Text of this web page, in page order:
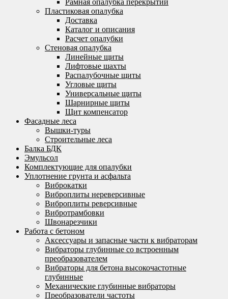
Рамная опалубка перекрытий
Пластиковая опалубка
Доставка
Каталог и описания
Расчет опалубки
Стеновая опалубка
Линейные щиты
Лифтовые шахты
Распалубочные щиты
Угловые щиты
Универсальные щиты
Шарнирные щиты
Щит компенсатор
Фасадные леса
Вышки-туры
Строительные леса
Балка БДК
Эмульсол
Комплектующие для опалубки
Уплотнение грунта и асфальта
Виброкатки
Виброплиты нереверсивные
Виброплиты реверсивные
Вибротрамбовки
Швонарезчики
Работа с бетоном
Аксессуары и запасные части к вибраторам
Вибраторы глубинные со встроенным
преобразователем
Вибраторы для бетона высокочастотные
глубинные
Механические глубинные вибраторы
Преобразователи частоты